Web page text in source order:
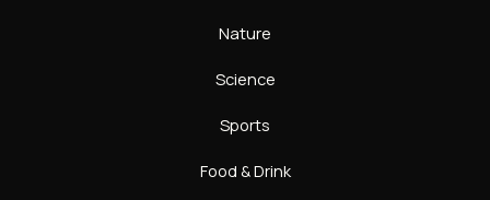
Nature
Science
Sports
Food & Drink